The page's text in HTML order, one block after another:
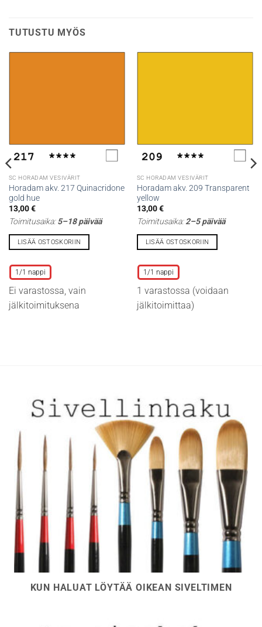
TUTUSTU MYÖS
SC HORADAM VESIVÄRIT
Horadam akv. 217 Quinacridone
gold hue
13,00€
Toimitusaika:5–18 päivää
LISÄÄ OSTOSKORIIN
tuotteella
on
useampi
muunnelma.
1/1 nappi
Ei varastossa, vain
jälkitoimituksena
SC HORADAM VESIVÄRIT
Horadam akv. 209 Transparent
yellow
13,00€
Toimitusaika:2–5 päivää
LISÄÄ OSTOSKORIIN
tuotteella
on
useampi
muunnelma.
1/1 nappi
1 varastossa (voidaan
jälkitoimittaa)
KUN HALUAT LÖYTÄÄ OIKEAN SIVELTIMEN